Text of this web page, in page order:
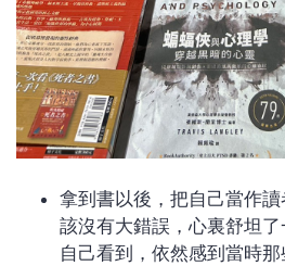
拿到書以後，把自己當作
該沒有大錯誤，心裏舒坦
自己看到，依然感到當時